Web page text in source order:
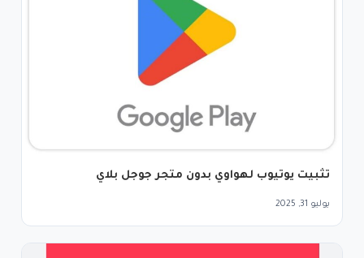
تثبيت يوتيوب لهواوي بدون متجر جوجل بلاي
يوليو 31, 2025